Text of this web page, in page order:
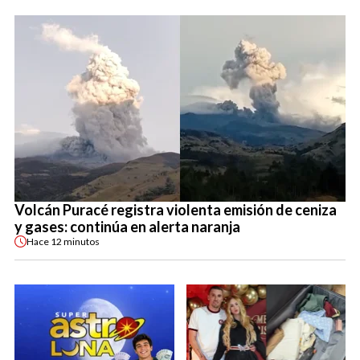
Volcán Puracé registra violenta emisión de ceniza
y gases: continúa en alerta naranja
Hace 12 minutos